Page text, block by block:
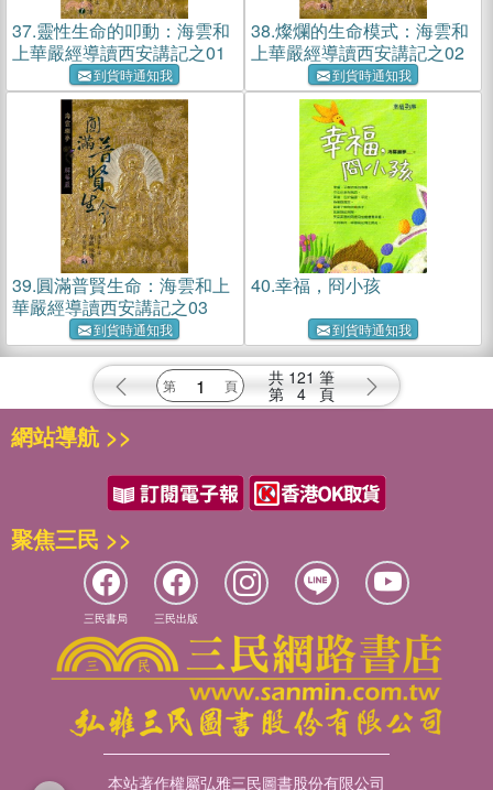
37.靈性生命的叩動：海雲和
上華嚴經導讀西安講記之01
到貨時通知我
38.燦爛的生命模式：海雲和
上華嚴經導讀西安講記之02
到貨時通知我
39.圓滿普賢生命：海雲和上
華嚴經導讀西安講記之03
到貨時通知我
40.幸福，冏小孩
到貨時通知我
共 121 筆
第 4 頁
網站導航 >>
聚焦三民 >>
三民書局 三民出版
本站著作權屬弘雅三民圖書股份有限公司